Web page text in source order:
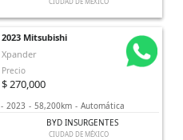
2023 Mitsubishi
Xpander
Precio
$ 270,000
- 2023 - 58,200km - Automática
BYD INSURGENTES
CIUDAD DE MÉXICO